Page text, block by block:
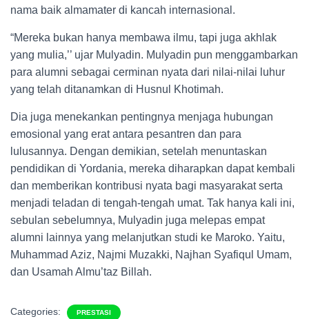
nama baik almamater di kancah internasional.
“Mereka bukan hanya membawa ilmu, tapi juga akhlak
yang mulia,’’ ujar Mulyadin. Mulyadin pun menggambarkan
para alumni sebagai cerminan nyata dari nilai-nilai luhur
yang telah ditanamkan di Husnul Khotimah.
Dia juga menekankan pentingnya menjaga hubungan
emosional yang erat antara pesantren dan para
lulusannya. Dengan demikian, setelah menuntaskan
pendidikan di Yordania, mereka diharapkan dapat kembali
dan memberikan kontribusi nyata bagi masyarakat serta
menjadi teladan di tengah-tengah umat. Tak hanya kali ini,
sebulan sebelumnya, Mulyadin juga melepas empat
alumni lainnya yang melanjutkan studi ke Maroko. Yaitu,
Muhammad Aziz, Najmi Muzakki, Najhan Syafiqul Umam,
dan Usamah Almu’taz Billah.
Categories: PRESTASI